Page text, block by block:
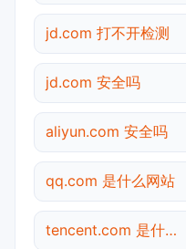
jd.com 打不开检测
jd.com 安全吗
aliyun.com 安全吗
qq.com 是什么网站
tencent.com 是什么网站